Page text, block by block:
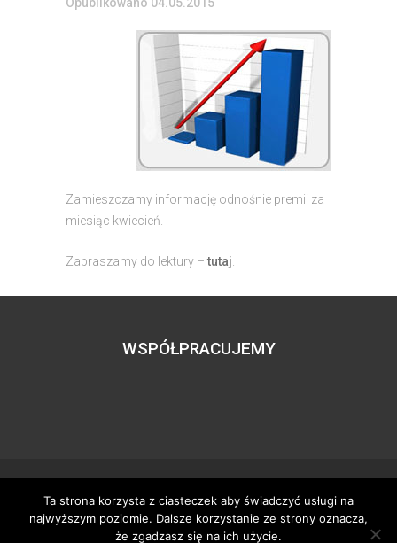
Zamieszczamy informację odnośnie premii za
miesiąc kwiecień.
Zapraszamy do lektury –tutaj
WSPÓŁPRACUJEMY
Wszystkie prawa zastrzeżone – zzgbogdanka.pl
Dostosowanie:Tworzenie stron www– H5studio.pl
Ta strona korzysta z ciasteczek aby świadczyć usługi na
najwyższym poziomie. Dalsze korzystanie ze strony oznacza,
że zgadzasz się na ich użycie.